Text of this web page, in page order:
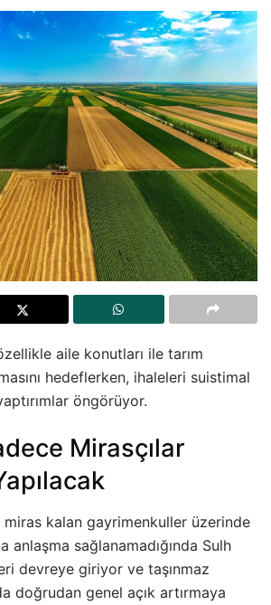
aile konutları ile tarım
hedeflerken, ihaleleri suistimal
öngörüyor.
Mirasçılar
kalan gayrimenkuller üzerinde
anlaşma sağlanamadığında Sulh
devreye giriyor ve taşınmaz
doğrudan genel açık artırmaya